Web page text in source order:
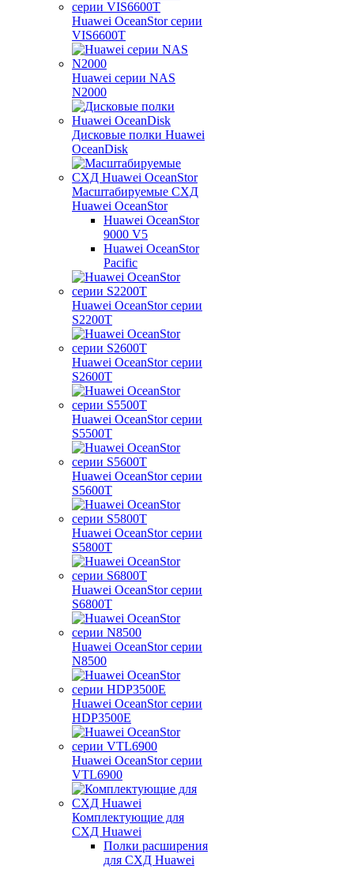
Huawei OceanStor серии
VIS6600T
Huawei серии NAS
N2000
Дисковые полки Huawei
OceanDisk
Масштабируемые СХД
Huawei OceanStor
Huawei OceanStor
9000 V5
Huawei OceanStor
Pacific
Huawei OceanStor серии
S2200T
Huawei OceanStor серии
S2600T
Huawei OceanStor серии
S5500T
Huawei OceanStor серии
S5600T
Huawei OceanStor серии
S5800T
Huawei OceanStor серии
S6800T
Huawei OceanStor серии
N8500
Huawei OceanStor серии
HDP3500E
Huawei OceanStor серии
VTL6900
Комплектующие для
СХД Huawei
Полки расширения
для СХД Huawei